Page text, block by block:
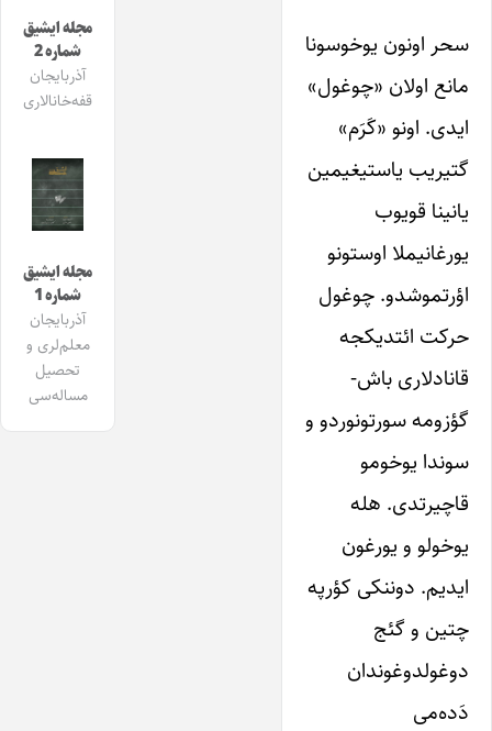
سحر اونون یوخوسونا
مانع اولان «چوغول»
ایدی. اونو «کَرَ‌م»
گتیریب یاستیغیمین
یانینا قویوب
یورغانیملا اوستونو
اؤرتموشدو. چوغول
حرکت ائتدیکجه
قانادلاری باش-
گؤزومه سورتونوردو و
سوندا یوخومو
قاچیرتدی. هله
یوخولو و یورغون
ایدیم. دوننکی کؤرپه
چتین و گئج
دوغولدوغوندان
دَده‌می
مجله ایشیق
شماره 2
آذربایجان
قفه‌خانالاری
مجله ایشیق
شماره 1
آذربایجان
معلم‌لری و
تحصیل
مساله‌سی